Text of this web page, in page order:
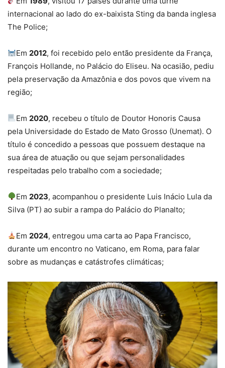
internacional ao lado do ex-baixista Sting da banda inglesa
The Police;
Em2012, foi recebido pelo então presidente da França,
François Hollande, no Palácio do Eliseu. Na ocasião, pediu
pela preservação da Amazônia e dos povos que vivem na
região;
Em2020, recebeu o título de Doutor Honoris Causa
pela Universidade do Estado de Mato Grosso (Unemat). O
título é concedido a pessoas que possuem destaque na
sua área de atuação ou que sejam personalidades
respeitadas pelo trabalho com a sociedade;
Em2023, acompanhou o presidente Luis Inácio Lula da
Silva (PT) ao subir a rampa do Palácio do Planalto;
Em2024, entregou uma carta ao Papa Francisco,
durante um encontro no Vaticano, em Roma, para falar
sobre as mudanças e catástrofes climáticas;